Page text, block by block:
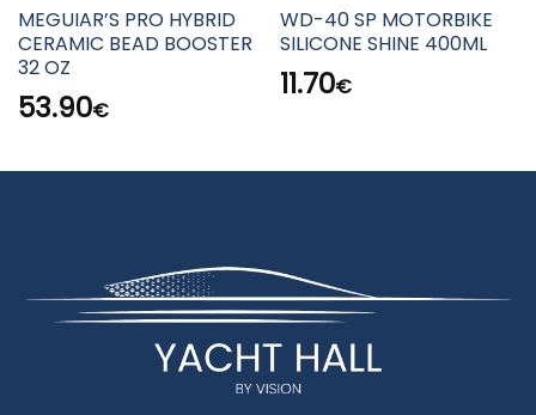
MEGUIAR’S PRO HYBRID
CERAMIC BEAD BOOSTER
32 OZ
53.90€
WD-40 SP MOTORBIKE
SILICONE SHINE 400ML
11.70€